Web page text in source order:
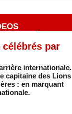
par
internationale.
capitaine des Lions
: en marquant